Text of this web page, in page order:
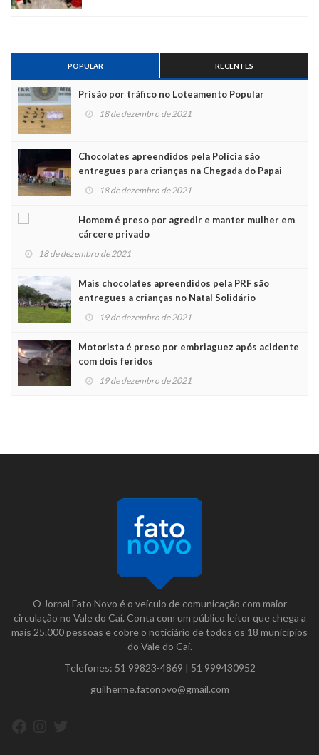
POPULAR RECENTES
Prisão por tráfico no Loteamento Popular
18 de dezembro de 2021
Chocolates apreendidos pela Polícia são
entregues para crianças na Chegada do Papai
Noel
18 de dezembro de 2021
Homem é preso por agredir e manter mulher em
cárcere privado
18 de dezembro de 2021
Mais chocolates apreendidos pela PRF são
entregues a crianças no Natal Solidário
19 de dezembro de 2021
Motorista é preso por embriaguez após acidente
com dois feridos
19 de dezembro de 2021
O Jornal Fato Novo é o veículo de comunicação com maior
circulação no Vale do Caí. Conta com um público leitor que chega a
mais 25.000 pessoas e cobre o noticiário de todos os 18 municípios
do Vale do Caí.
Telefones: 51 99823-4869 | 51 999430952
guilherme.fatonovo@gmail.com